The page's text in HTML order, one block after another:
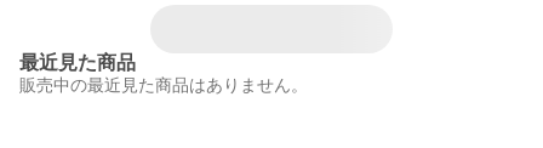
最近見た商品
販売中の最近見た商品はありません。